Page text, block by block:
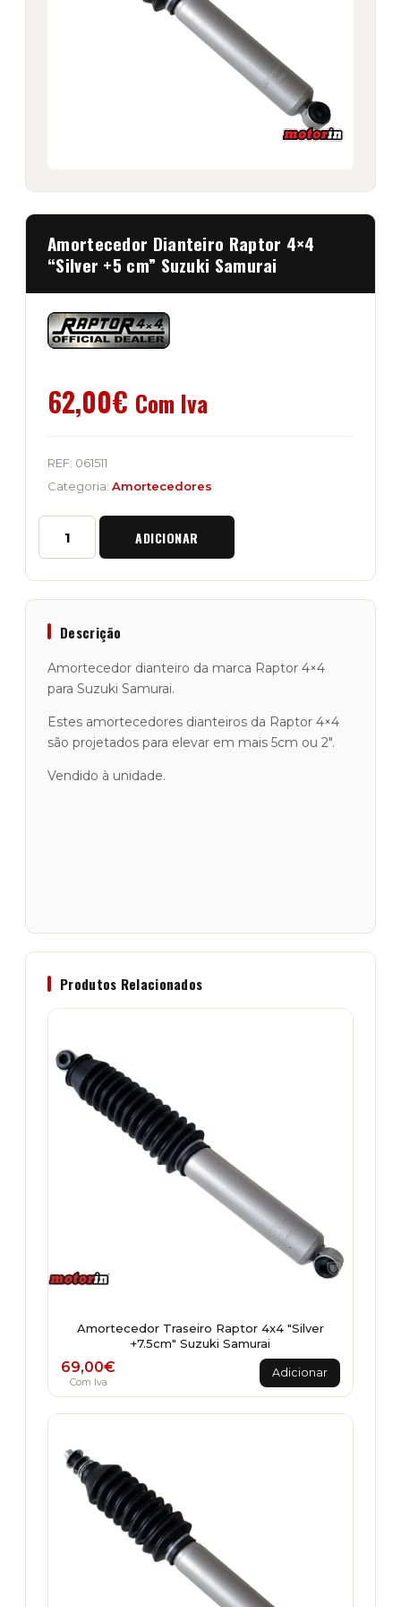
Amortecedor Dianteiro Raptor 4×4
“Silver +5 cm” Suzuki Samurai
62,00€ Com Iva
REF: 061511
Categoria: Amortecedores
Quantidade
Amortecedor
"Silver
+5
cm"
Suzuki
Samurai
ADICIONAR
Descrição
Amortecedor dianteiro da marca Raptor 4×4
para Suzuki Samurai.
Estes amortecedores dianteiros da Raptor 4×4
são projetados para elevar em mais 5cm ou 2″.
Vendido à unidade.
Produtos Relacionados
Amortecedor Traseiro Raptor 4x4 "Silver
+7.5cm" Suzuki Samurai
69,00€
Com Iva
Adicionar